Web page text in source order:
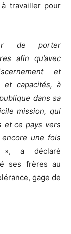
à travailler pour
de porter
afin qu’avec
et
et capacités, à
dans sa
mission, qui
et ce pays vers
une fois
a déclaré
ses frères au
gage de